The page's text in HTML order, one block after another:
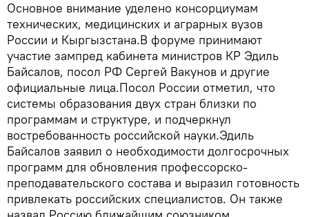
Основное внимание уделено консорциумам
технических, медицинских и аграрных вузов
России и Кыргызстана.В форуме принимают
участие зампред кабинета министров КР Эдиль
Байсалов, посол РФ Сергей Вакунов и другие
официальные лица.Посол России отметил, что
системы образования двух стран близки по
программам и структуре, и подчеркнул
востребованность российской науки.Эдиль
Байсалов заявил о необходимости долгосрочных
программ для обновления профессорско-
преподавательского состава и выразил готовность
привлекать российских специалистов. Он также